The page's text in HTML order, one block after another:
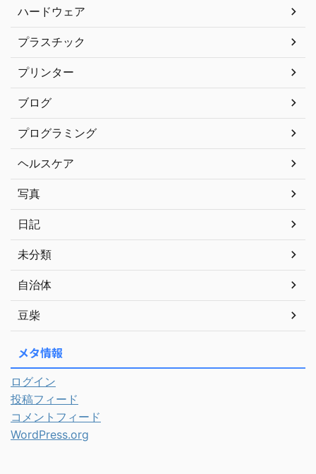
ハードウェア
プラスチック
プリンター
ブログ
プログラミング
ヘルスケア
写真
日記
未分類
自治体
豆柴
メタ情報
ログイン
投稿フィード
コメントフィード
WordPress.org